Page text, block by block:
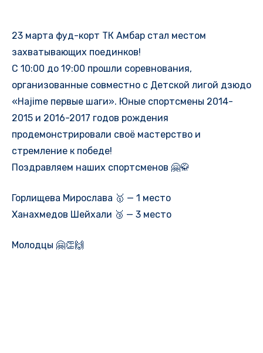
23 марта фуд-корт ТК Амбар стал местом
захватывающих поединков!
С 10:00 до 19:00 прошли соревнования,
организованные совместно с Детской лигой дзюдо
«Hajime первые шаги». Юные спортсмены 2014-
2015 и 2016-2017 годов рождения
продемонстрировали своё мастерство и
стремление к победе!
Поздравляем наших спортсменов 🤗🥋
Горлищева Мирослава 🥇 — 1 место
Ханахмедов Шейхали 🥉 — 3 место
Молодцы 🤗👏🙌